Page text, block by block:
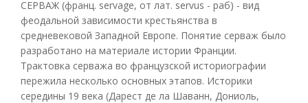
СЕРВАЖ (франц. servage, от лат. servus - раб) - вид
феодальной зависимости крестьянства в
средневековой Западной Европе. Понятие серваж было
разработано на материале истории Франции.
Трактовка серважа во французской историографии
пережила несколько основных этапов. Историки
середины 19 века (Дарест де ла Шаванн, Дониоль,